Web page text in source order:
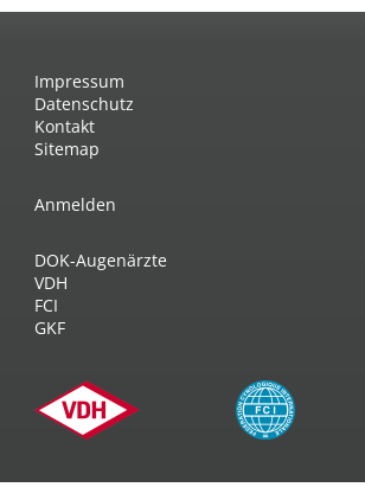
Impressum
Datenschutz
Kontakt
Sitemap
Anmelden
DOK-Augenärzte
VDH
FCI
GKF